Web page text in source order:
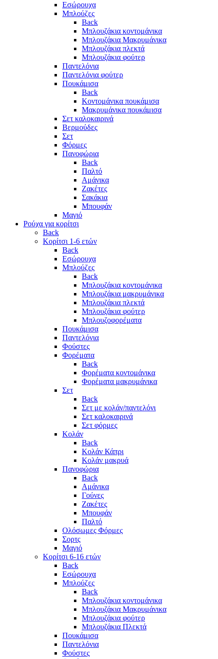
Eσώρουχα
Μπλούζες
Back
Μπλουζάκια κοντομάνικα
Μπλουζάκια Μακρυμάνικα
Μπλουζάκια πλεκτά
Μπλουζάκια φούτερ
Παντελόνια
Παντελόνια φούτερ
Πουκάμισα
Back
Κοντομάνικα πουκάμισα
Μακρυμάνικα πουκάμισα
Σετ καλοκαιρινά
Βερμούδες
Σετ
Φόρμες
Πανοφώρια
Back
Παλτό
Αμάνικα
Ζακέτες
Σακάκια
Μπουφάν
Μαγιό
Ρούχα για κορίτσι
Back
Κορίτσι 1-6 ετών
Back
Εσώρουχα
Μπλούζες
Back
Μπλουζάκια κοντομάνικα
Μπλουζάκια μακρυμάνικα
Μπλουζάκια πλεκτά
Μπλουζάκια φούτερ
Μπλουζοφορέματα
Πουκάμισα
Παντελόνια
Φούστες
Φορέματα
Back
Φορέματα κοντομάνικα
Φορέματα μακρυμάνικα
Σετ
Back
Σετ με κολάν/παντελόνι
Σετ καλοκαιρινά
Σετ φόρμες
Κολάν
Back
Κολάν Κάπρι
Κολάν μακρυά
Πανοφώρια
Back
Αμάνικα
Γούνες
Ζακέτες
Μπουφάν
Παλτό
Ολόσωμες Φόρμες
Σορτς
Μαγιό
Κορίτσι 6-16 ετών
Back
Εσώρουχα
Μπλούζες
Back
Μπλουζάκια κοντομάνικα
Μπλουζάκια Μακρυμάνικα
Μπλουζάκια φούτερ
Μπλουζάκια Πλεκτά
Πουκάμισα
Παντελόνια
Φούστες